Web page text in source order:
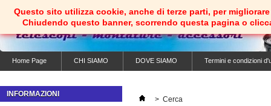
Home Page CHI SIAMO DOVE SIAMO Termini e condizioni
INFORMAZIONI
> Cerca
Questo sito utilizza cookie, anche di terze parti, per
Chiudendo questo banner, scorrendo questa pagina o